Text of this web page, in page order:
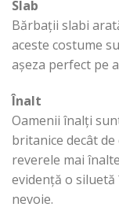
Slab
Bărbații slabi
aceste costume
așeza perfect pe
Înalt
Oamenii înalți
britanice decât de
reverele mai
evidență o
nevoie.